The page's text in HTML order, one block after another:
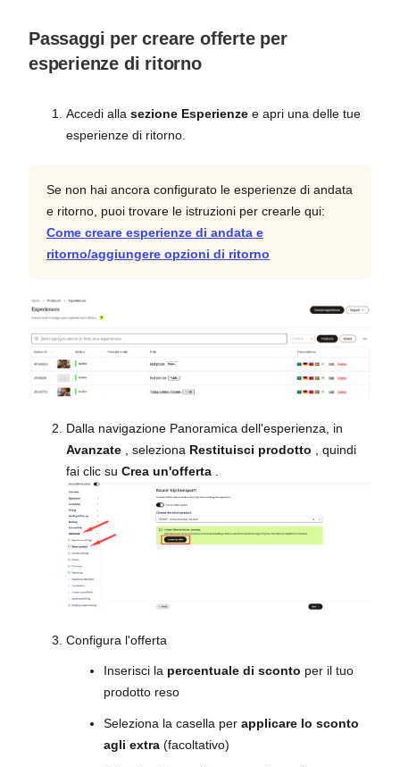
Passaggi per creare offerte per
esperienze di ritorno
Accedi alla sezione Esperienze e apri una delle tue
esperienze di ritorno.
Se non hai ancora configurato le esperienze di andata
e ritorno, puoi trovare le istruzioni per crearle qui:
Come creare esperienze di andata e
ritorno/aggiungere opzioni di ritorno
Dalla navigazione Panoramica dell'esperienza, in
Avanzate , seleziona Restituisci prodotto , quindi
fai clic su Crea un'offerta
Configura l'offerta
Inserisci la percentuale di sconto per il tuo
prodotto reso
Seleziona la casella per applicare lo sconto
agli extra (facoltativo)